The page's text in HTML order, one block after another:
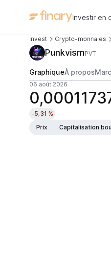
Investir en
Invest Crypto-monnaies
PunkvismPVT
GraphiqueÀ propos
06 août 2026
-5,31 %
Prix
Capitalisation